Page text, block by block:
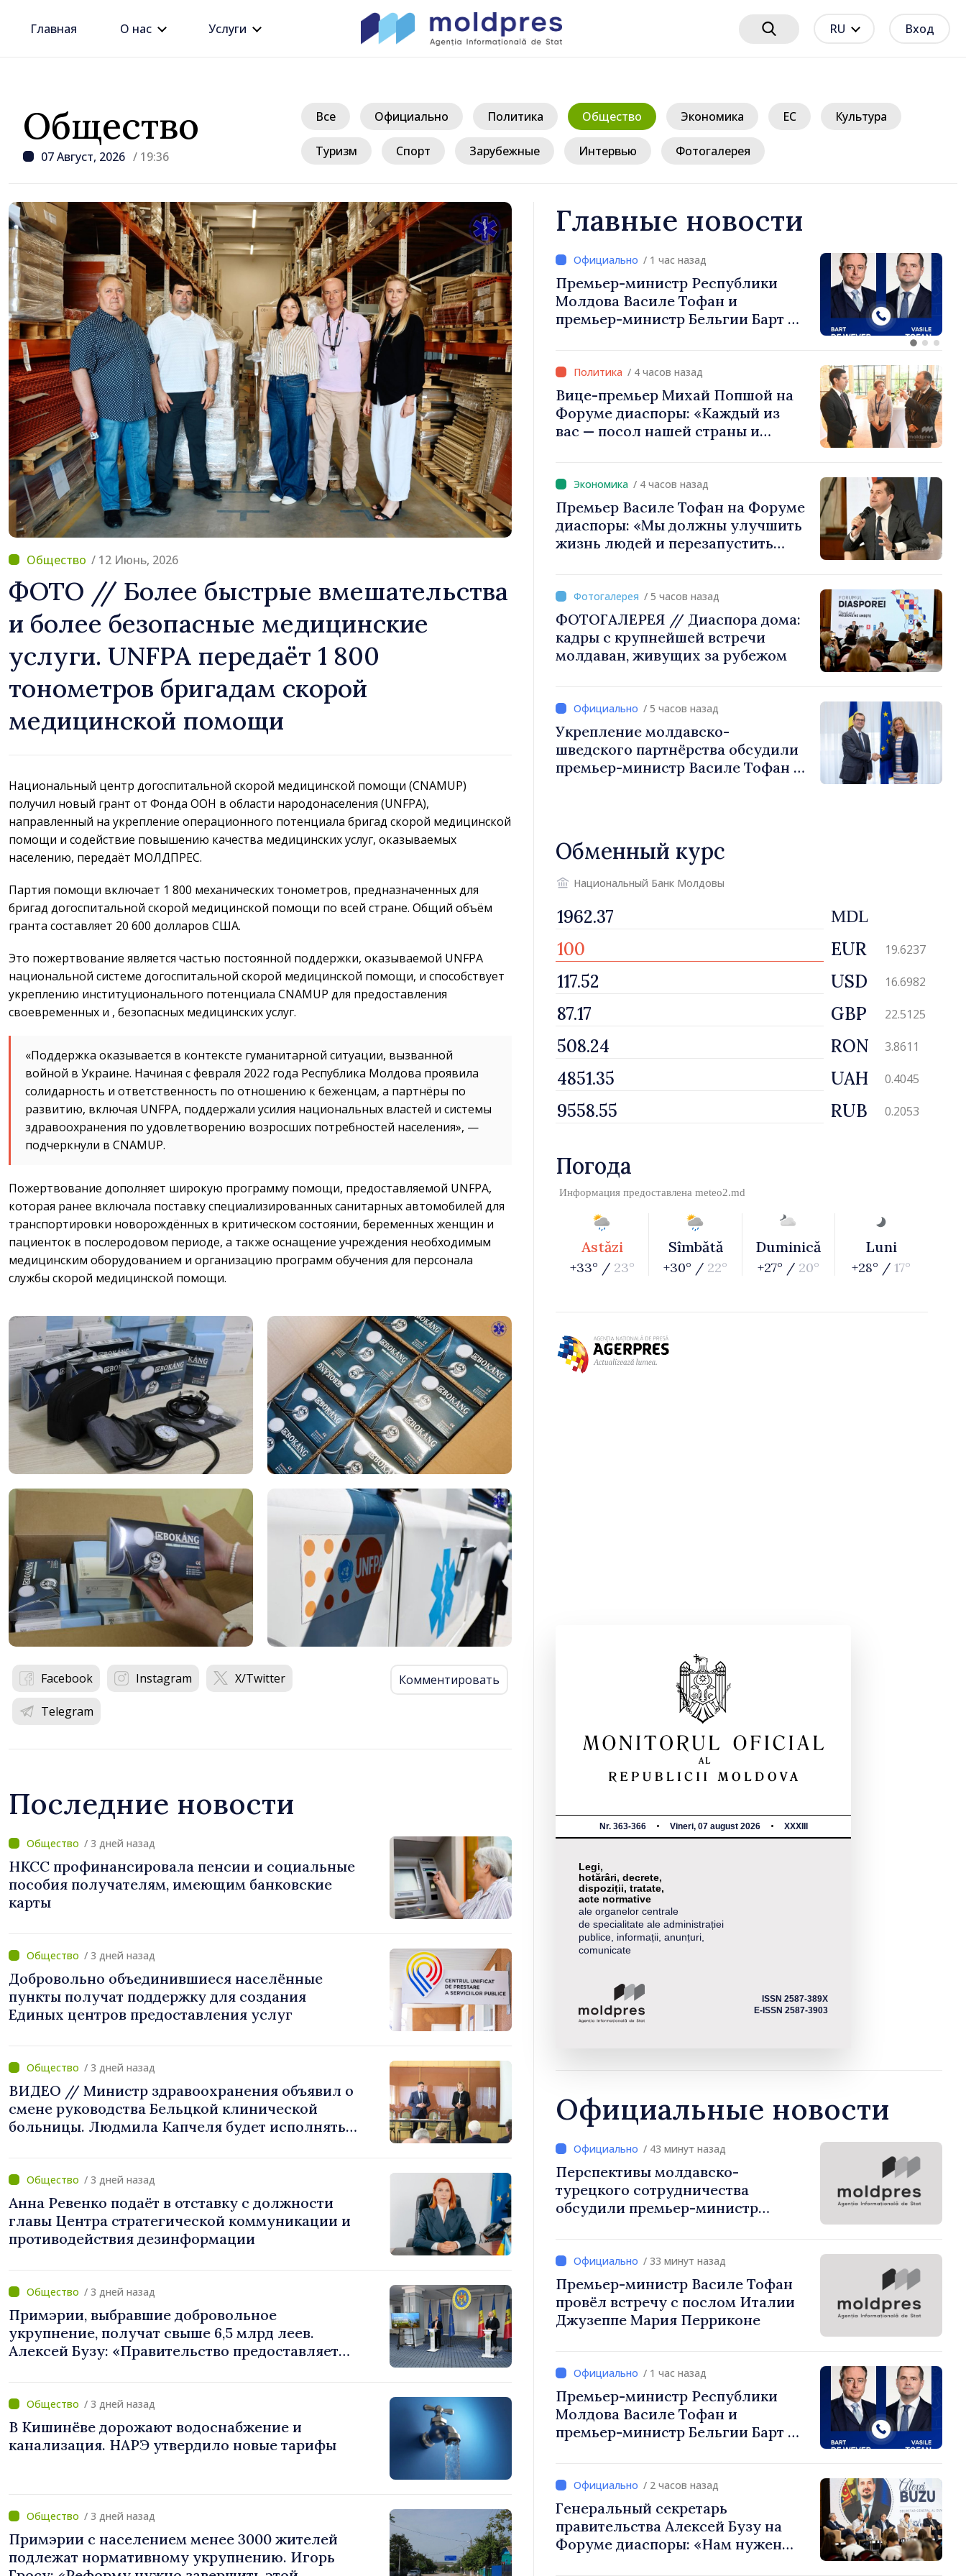
Главная О нас Услуги RU Вход
Общество
07 Август, 2026 / 19:36
Все Официально Политика Общество Экономика ЕС Культура
Туризм Спорт Зарубежные Интервью Фотогалерея
/ 12 Июнь, 2026
ФОТО // Более быстрые вмешательства
и более безопасные медицинские
услуги. UNFPA передаёт 1 800
тонометров бригадам скорой
медицинской помощи
Национальный центр догоспитальной скорой медицинской помощи (CNAMUP)
получил новый грант от Фонда ООН в области народонаселения (UNFPA),
направленный на укрепление операционного потенциала бригад скорой медицинской
помощи и содействие повышению качества медицинских услуг, оказываемых
населению, передаёт МОЛДПРЕС.
Партия помощи включает 1 800 механических тонометров, предназначенных для
бригад догоспитальной скорой медицинской помощи по всей стране. Общий объём
гранта составляет 20 600 долларов США.
Это пожертвование является частью постоянной поддержки, оказываемой UNFPA
национальной системе догоспитальной скорой медицинской помощи, и способствует
укреплению институционального потенциала CNAMUP для предоставления
своевременных и , безопасных медицинских услуг.
«Поддержка оказывается в контексте гуманитарной ситуации, вызванной
войной в Украине. Начиная с февраля 2022 года Республика Молдова проявила
солидарность и ответственность по отношению к беженцам, а партнёры по
развитию, включая UNFPA, поддержали усилия национальных властей и системы
здравоохранения по удовлетворению возросших потребностей населения», —
подчеркнули в CNAMUP.
Пожертвование дополняет широкую программу помощи, предоставляемой UNFPA,
которая ранее включала поставку специализированных санитарных автомобилей для
транспортировки новорождённых в критическом состоянии, беременных женщин и
пациенток в послеродовом периоде, а также оснащение учреждения необходимым
медицинским оборудованием и организацию программ обучения для персонала
службы скорой медицинской помощи.
Facebook Instagram X/Twitter
Telegram
Комментировать
Последние новости
/ 3 дней назад
НКСС профинансировала пенсии и социальные
пособия получателям, имеющим банковские
карты
/ 3 дней назад
Добровольно объединившиеся населённые
пункты получат поддержку для создания
Единых центров предоставления услуг
/ 3 дней назад
ВИДЕО // Министр здравоохранения объявил о
смене руководства Бельцкой клинической
больницы. Людмила Капчеля будет исполнять
/ 3 дней назад
Анна Ревенко подаёт в отставку с должности
главы Центра стратегической коммуникации и
противодействия дезинформации
/ 3 дней назад
Примэрии, выбравшие добровольное
укрупнение, получат свыше 6,5 млрд леев.
Алексей Бузу: «Правительство предоставляет
инвестиционный пакет»
/ 3 дней назад
В Кишинёве дорожают водоснабжение и
канализация. НАРЭ утвердило новые тарифы
/ 3 дней назад
Примэрии с населением менее 3000 жителей
подлежат нормативному укрупнению. Игорь
Главные новости
/ 3 часов назад
Более 450 примэрий приняли
решение о добровольном
объединении и получат фонды
для инвестиций. Игорь Гросу:
«Важно преодолеть препятствия и
дать населённым пунктам шанс
развиваться»
/ 1 час назад
Премьер-министр Республики
Молдова Василе Тофан и
премьер-министр Бельгии Барт де
/ 4 часов назад
Вице-премьер Михай Попшой на
Форуме диаспоры: «Каждый из
вас — посол нашей страны и
/ 4 часов назад
Премьер Василе Тофан на Форуме
диаспоры: «Мы должны улучшить
жизнь людей и перезапустить
/ 5 часов назад
ФОТОГАЛЕРЕЯ // Диаспора дома:
кадры с крупнейшей встречи
молдаван, живущих за рубежом
/ 5 часов назад
Укрепление молдавско-
шведского партнёрства обсудили
премьер-министр Василе Тофан и
Обменный курс
Национальный Банк Молдовы
MDL
EUR 19.6237
USD 16.6982
GBP 22.5125
RON 3.8611
UAH 0.4045
RUB 0.2053
Погода
Информация предоставлена meteo2.md
Astăzi
+33° / 23°
Sîmbătă
+30° / 22°
Duminică
+27° / 20°
Luni
+28° / 17°
Nr. 363-366 Vineri, 07 august 2026 XXXIII
Legi,
hotărâri, decrete,
dispoziții, tratate,
acte normative
ale organelor centrale
de specialitate ale administrației
publice, informații, anunțuri,
comunicate
ISSN 2587-389X
E-ISSN 2587-3903
Официальные новости
/ 43 минут назад
Перспективы молдавско-
турецкого сотрудничества
обсудили премьер-министр
/ 33 минут назад
Премьер-министр Василе Тофан
провёл встречу с послом Италии
Джузеппе Мария Перриконе
/ 1 час назад
Премьер-министр Республики
Молдова Василе Тофан и
премьер-министр Бельгии Барт де
/ 2 часов назад
Генеральный секретарь
правительства Алексей Бузу на
Форуме диаспоры: «Нам нужен